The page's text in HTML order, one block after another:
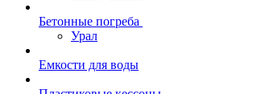
Бетонные погреба
Урал
Емкости для воды